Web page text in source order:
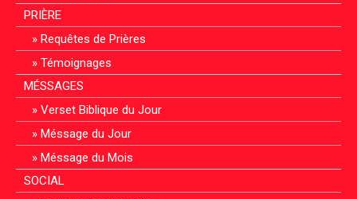
PRIÈRE
Requêtes de Prières
Témoignages
MÉSSAGES
Verset Biblique du Jour
Méssage du Jour
Méssage du Mois
SOCIAL